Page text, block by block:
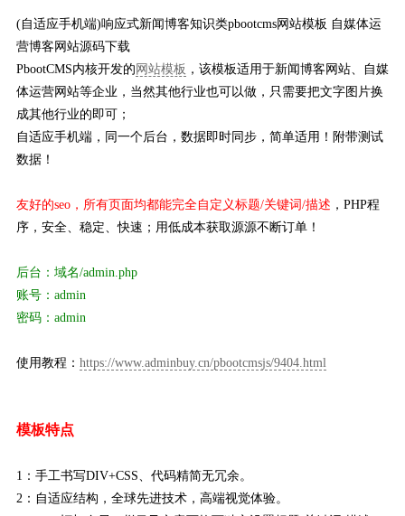
(自适应手机端)响应式新闻博客知识类pbootcms网站模板 自媒体运
营博客网站源码下载
PbootCMS内核开发的 网站模板 ，该模板适用于新闻博客网站、自媒
体运营网站等企业，当然其他行业也可以做，只需要把文字图片换
成其他行业的即可；
自适应手机端，同一个后台，数据即时同步，简单适用！附带测试
数据！
友好的seo，所有页面均都能完全自定义标题/关键词/描述 ，PHP程
序，安全、稳定、快速；用低成本获取源源不断订单！
后台：域名/admin.php
账号：admin
密码：admin
使用教程： https://www.adminbuy.cn/pbootcmsjs/9404.html
模板特点
1：手工书写DIV+CSS、代码精简无冗余。
2：自适应结构，全球先进技术，高端视觉体验。